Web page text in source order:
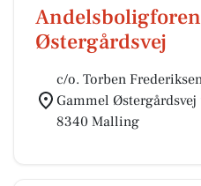
Østergårdsvej
c/o. Torben
Gammel Østergårdsvej
8340 Malling